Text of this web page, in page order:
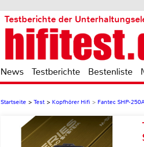
Testberichte der
News Testberichte Bestenliste
Startseite > Test > Kopfhörer Hifi > Fantec SHP-